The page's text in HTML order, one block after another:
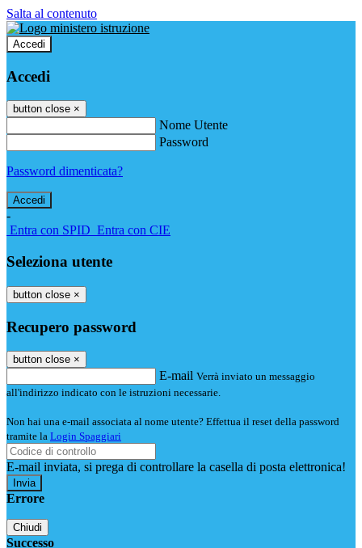
Salta al contenuto
Accedi
Accedi
button close ×
Nome Utente
Password
Password dimenticata?
-
Entra con SPID Entra con CIE
Seleziona utente
button close ×
Recupero password
button close ×
E-mail Verrà inviato un messaggio
all'indirizzo indicato con le istruzioni necessarie.
Non hai una e-mail associata al nome utente? Effettua il reset della password
tramite la Login Spaggiari
E-mail inviata, si prega di controllare la casella di posta elettronica!
Errore
Chiudi
Successo